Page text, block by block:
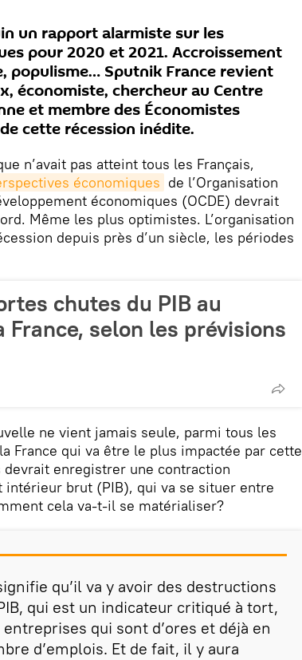
un rapport alarmiste sur les
pour 2020 et 2021. Accroissement
populisme… Sputnik France revient
économiste, chercheur au Centre
et membre des Économistes
cette récession inédite.
n’avait pas atteint tous les Français,
économiques de l’Organisation
économiques (OCDE) devrait
Même les plus optimistes. L’organisation
depuis près d’un siècle, les périodes
chutes du PIB au
selon les prévisions
ne vient jamais seule, parmi tous les
France qui va être le plus impactée par cette
enregistrer une contraction
brut (PIB), qui va se situer entre
cela va-t-il se matérialiser?
qu’il va y avoir des destructions
qui est un indicateur critiqué à tort,
qui sont d’ores et déjà en
d’emplois. Et de fait, il y aura